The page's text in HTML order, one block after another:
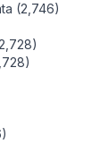
(2,746)